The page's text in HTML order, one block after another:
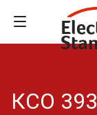
КСО 393